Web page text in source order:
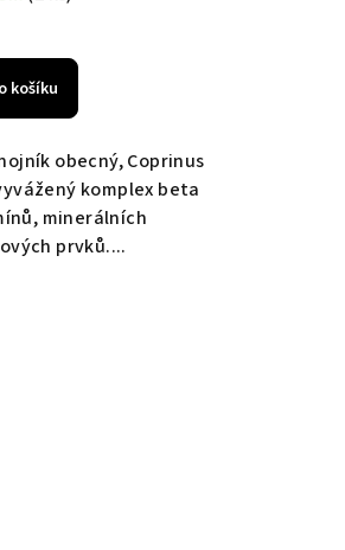
košíku
obecný, Coprinus
komplex beta
minerálních
prvků....